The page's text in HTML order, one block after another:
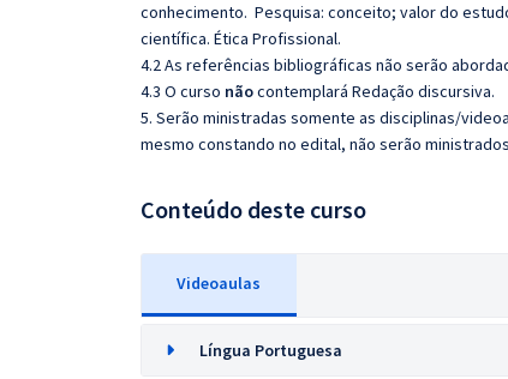
conhecimento. Pesquisa: conceito; valor do
científica. Ética Profissional.
4.2 As referências bibliográficas não serão
4.3 O curso nãocontemplará Redação discursiva.
5. Serão ministradas somente as disciplinas/
mesmo constando no edital, não serão
Conteúdo deste curso
Videoaulas
Língua Portuguesa